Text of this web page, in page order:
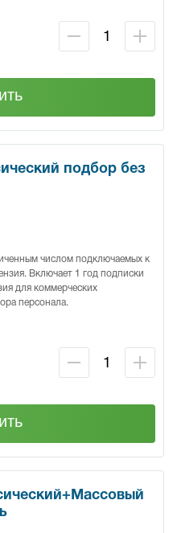
подбор без
числом подключаемых к
Включает 1 год подписки
для коммерческих
персонала.